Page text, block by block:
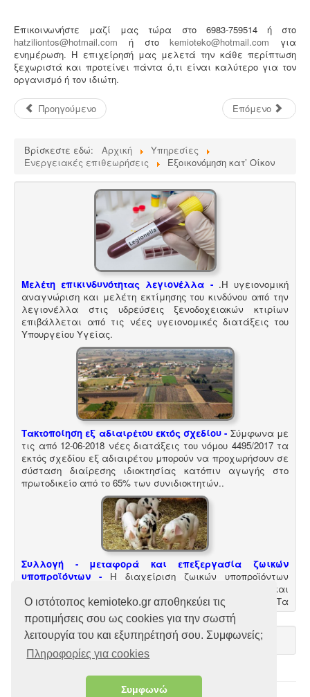
Ο ιστότοπος kemioteko.gr αποθηκεύει τις
προτιμήσεις σου ως cookies για την σωστή
λειτουργία του και εξυπηρέτησή σου. Συμφωνείς;
Πληροφορίες για cookies
Συμφωνώ
Επικοινωνήστε μαζί μας τώρα στο 6983-759514 ή στο
hatziliontos@hotmail.com ή στοkemioteko@hotmail.com για
ενημέρωση. Η επιχείρησή μας μελετά την κάθε περίπτωση
ξεχωριστά και προτείνει πάντα ό,τι είναι καλύτερο για τον
οργανισμό ή τον ιδιώτη.
Προηγούμενο Επόμενο
Βρίσκεστε εδώ: Αρχική
Υπηρεσίες
Ενεργειακές επιθεωρήσεις
Εξοικονόµηση κατ’ Οίκον
Μελέτη επικινδυνότητας λεγιονέλλα - .Η υγειονομική
αναγνώριση και μελέτη εκτίμησης του κινδύνου από την
λεγιονέλλα στις υδρεύσεις ξενοδοχειακών κτιρίων
επιβάλλεται από τις νέες υγειονομικές διατάξεις του
Υπουργείου Υγείας.
Τακτοποίηση εξ αδιαιρέτου εκτός σχεδίου - Σύμφωνα με
τις από 12-06-2018 νέες διατάξεις του νόμου 4495/2017 τα
εκτός σχεδίου εξ αδιαιρέτου μπορούν να προχωρήσουν σε
σύσταση διαίρεσης ιδιοκτησίας κατόπιν αγωγής στο
πρωτοδικείο από το 65% των συνιδιοκτητών..
Συλλογή - μεταφορά και επεξεργασία ζωικών
υποπροϊόντων -
Η διαχείριση ζωικών υποπροϊόντων
διέπεται από τον Κανονισμό (ΕΚ) αριθ. 1069/2009 και
αρμόδιες είναι οι κτηνιατρικές υπηρεσίες. Τα
αδρανοποιημένα ζωικά υποπροϊόντα θεωρούνται μη
επικίνδυνα απόβλητα και περιλαμβάνονται στον
κατάλογο ΕΚΑ.